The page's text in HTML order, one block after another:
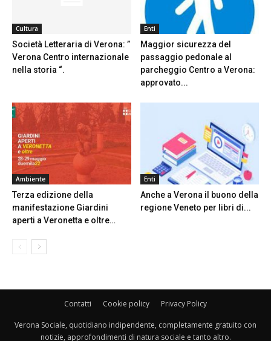
Cultura
Società Letteraria di Verona: ”
Verona Centro internazionale
nella storia “.
Enti
Maggior sicurezza del
passaggio pedonale al
parcheggio Centro a Verona:
approvato...
Ambiente
Terza edizione della
manifestazione Giardini
aperti a Veronetta e oltre…
Enti
Anche a Verona il buono della
regione Veneto per libri di...
Contatti Cookie policy Privacy Policy
Verona Sociale, quotidiano indipendente, completamente gratuito con
notizie, approfondimenti di natura sociale e tanto altro.